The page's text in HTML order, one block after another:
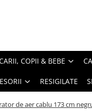
COPII & BEBE
RESIGILATE
de aer cablu 173 cm